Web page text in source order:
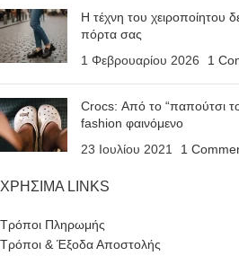
Η τέχνη του χειροποίητου
πόρτα σας
1 Φεβρουαρίου 2026
1
Crocs: Από το “παπούτσι
fashion φαινόμενο
23 Ιουλίου 2021
1
ΧΡΗΣΙΜΑ LINKS
Τρόποι Πληρωμής
Τρόποι & Έξοδα Αποστολής